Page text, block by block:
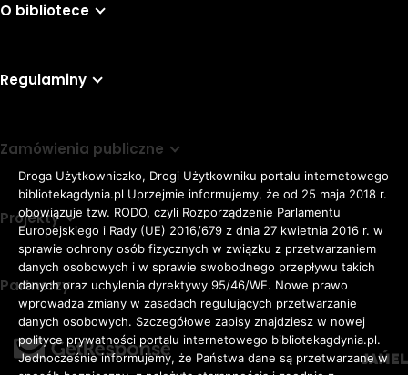
Rozmiar
czcionki
Adomyślna czcionka
Awiększa czcionka
Aduża czcionka
KONTRAST:
ZWIĘKSZ
ODSTĘPY
O bibliotece
Regulaminy
Zamówienia publiczne
Projekty
Partnerzy
Droga Użytkowniczko, Drogi Użytkowniku portalu internetowego
bibliotekagdynia.pl Uprzejmie informujemy, że od 25 maja 2018 r.
obowiązuje tzw. RODO, czyli Rozporządzenie Parlamentu
Europejskiego i Rady (UE) 2016/679 z dnia 27 kwietnia 2016 r. w
sprawie ochrony osób fizycznych w związku z przetwarzaniem
danych osobowych i w sprawie swobodnego przepływu takich
danych oraz uchylenia dyrektywy 95/46/WE. Nowe prawo
wprowadza zmiany w zasadach regulujących przetwarzanie
danych osobowych. Szczegółowe zapisy znajdziesz w nowej
polityce prywatności portalu internetowego bibliotekagdynia.pl.
Jednocześnie informujemy, że Państwa dane są przetwarzane w